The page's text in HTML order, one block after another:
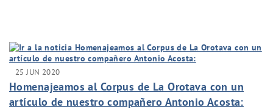
25 JUN 2020
Homenajeamos al Corpus de La Orotava con un
artículo de nuestro compañero Antonio Acosta: